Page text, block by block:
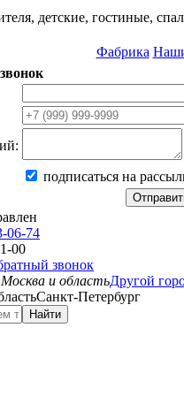
детские, гостиные,
Фабрика
подписаться на
06-74
00
звонок
Москва и областьДругой
Санкт-Петербург
Найти